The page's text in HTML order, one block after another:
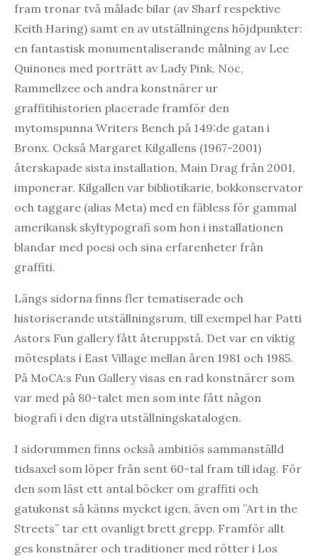
fram tronar två målade bilar (av Sharf respektive
Keith Haring) samt en av utställningens höjdpunkter:
en fantastisk monumentaliserande målning av Lee
Quinones med porträtt av Lady Pink, Noc,
Rammellzee och andra konstnärer ur
graffitihistorien placerade framför den
mytomspunna Writers Bench på 149:de gatan i
Bronx. Också Margaret Kilgallens (1967-2001)
återskapade sista installation, Main Drag från 2001,
imponerar. Kilgallen var bibliotikarie, bokkonservator
och taggare (alias Meta) med en fäbless för gammal
amerikansk skyltypografi som hon i installationen
blandar med poesi och sina erfarenheter från
graffiti.
Längs sidorna finns fler tematiserade och
historiserande utställningsrum, till exempel har Patti
Astors Fun gallery fått återuppstå. Det var en viktig
mötesplats i East Village mellan åren 1981 och 1985.
På MoCA:s Fun Gallery visas en rad konstnärer som
var med på 80-talet men som inte fått någon
biografi i den digra utställningskatalogen.
I sidorummen finns också ambitiös sammanställd
tidsaxel som löper från sent 60-tal fram till idag. För
den som läst ett antal böcker om graffiti och
gatukonst så känns mycket igen, även om ”Art in the
Streets” tar ett ovanligt brett grepp. Framför allt
ges konstnärer och traditioner med rötter i Los